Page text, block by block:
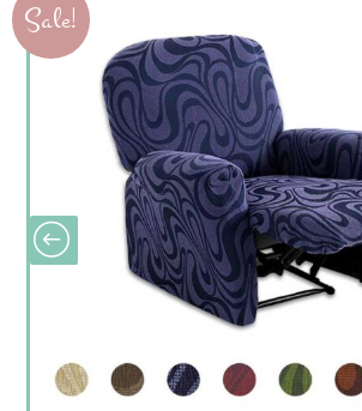
Sale!